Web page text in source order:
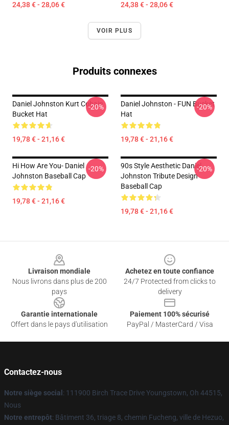
24,38 € - 28,06 € 24,38 € - 28,06 €
VOIR PLUS
Produits connexes
Daniel Johnston Kurt Cobain
Bucket Hat
19,78 € - 21,16 €
-20%
Daniel Johnston - FUN Bucket
Hat
19,78 € - 21,16 €
-20%
Hi How Are You- Daniel
Johnston Baseball Cap
19,78 € - 21,16 €
-20%
90s Style Aesthetic Daniel
Johnston Tribute Design
Baseball Cap
19,78 € - 21,16 €
-20%
Livraison mondiale
Nous livrons dans plus de 200
pays
Achetez en toute confiance
24/7 Protected from clicks to
delivery
Garantie internationale
Offert dans le pays d'utilisation
Paiement 100% sécurisé
PayPal / MasterCard / Visa
Contactez-nous
Notre siège social : 111900 Birch Trace Drive Youngstown, Oh 44515,
Nous
Notre entrepôt: Bâtiment 36, triage 8, chemin Fucheng, ville de Hezuo,